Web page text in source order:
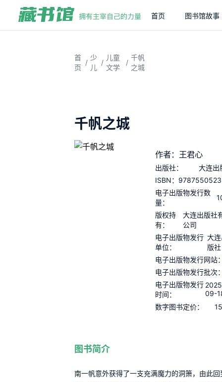
首页 图书馆故事
首
页
/
少
儿
/
儿童
文学
/
千帆
之城
千帆之城
作者：王君心
出版社：
大连出
ISBN：
电子出版物发行数
量：
版权持
有：
大连出版社
公司
电子出版物发行
单位：
大
版社
电子出版物发行网站
电子出版物发行批次
电子出版物发行
时间：
09-
数字图书定价：
图书简介
南一帆意外获得了一支充满魔力的洞箫，由此